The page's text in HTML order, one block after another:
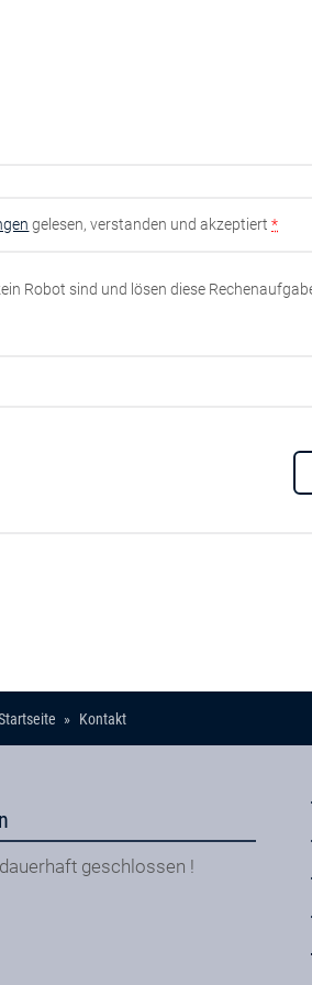
gelesen, verstanden und akzeptiert*
Robot sind und lösen diese
Kontakt
geschlossen !